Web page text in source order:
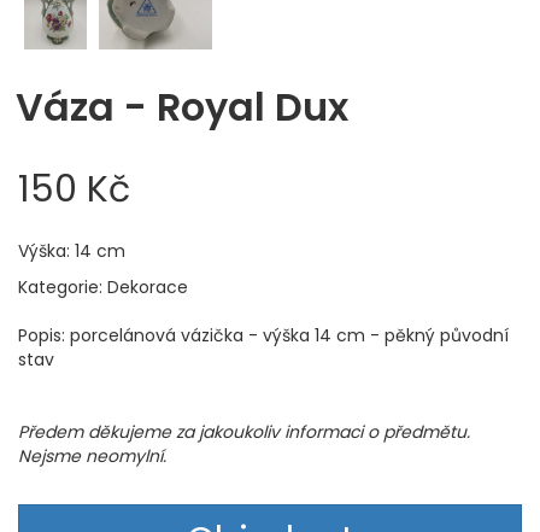
Váza - Royal Dux
150 Kč
Výška: 14 cm
Kategorie: Dekorace
Popis: porcelánová vázička - výška 14 cm - pěkný původní
stav
Předem děkujeme za jakoukoliv informaci o předmětu.
Nejsme neomylní.